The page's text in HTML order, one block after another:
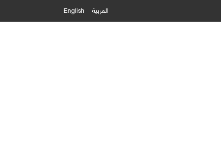
العربية English